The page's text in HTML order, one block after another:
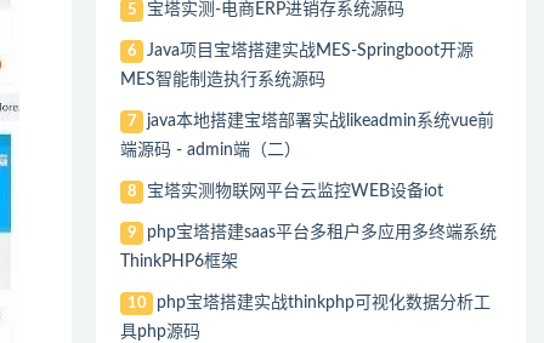
5 宝塔实测-电商ERP进销存系统源码
6
Java项目宝塔搭建实战MES-Springboot开源
MES智能制造执行系统源码
7
java本地搭建宝塔部署实战likeadmin系统vue前
端源码 - admin端（二）
8 宝塔实测物联网平台云监控WEB设备iot
9
php宝塔搭建saas平台多租户多应用多终端系统
ThinkPHP6框架
10
php宝塔搭建实战thinkphp可视化数据分析工
具php源码